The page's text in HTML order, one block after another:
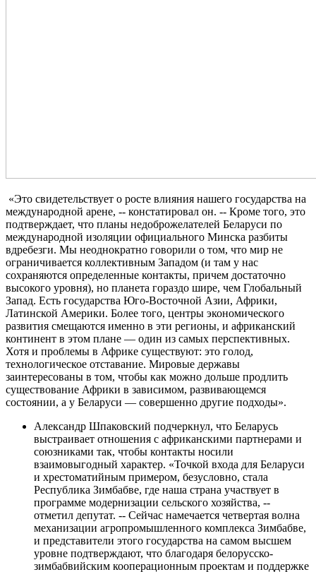
«Это свидетельствует о росте влияния нашего государства на
международной арене, -- констатировал он. -- Кроме того, это
подтверждает, что планы недоброжелателей Беларуси по
международной изоляции официального Минска разбиты
вдребезги. Мы неоднократно говорили о том, что мир не
ограничивается коллективным Западом (и там у нас
сохраняются определенные контакты, причем достаточно
высокого уровня), но планета гораздо шире, чем Глобальный
Запад. Есть государства Юго-Восточной Азии, Африки,
Латинской Америки. Более того, центры экономического
развития смещаются именно в эти регионы, и африканский
континент в этом плане — один из самых перспективных.
Хотя и проблемы в Африке существуют: это голод,
технологическое отставание. Мировые державы
заинтересованы в том, чтобы как можно дольше продлить
существование Африки в зависимом, развивающемся
состоянии, а у Беларуси — совершенно другие подходы».
Александр Шпаковский подчеркнул, что Беларусь
выстраивает отношения с африканскими партнерами и
союзниками так, чтобы контакты носили
взаимовыгодный характер. «Точкой входа для Беларуси
и хрестоматийным примером, безусловно, стала
Республика Зимбабве, где наша страна участвует в
программе модернизации сельского хозяйства, --
отметил депутат. -- Сейчас намечается четвертая волна
механизации агропромышленного комплекса Зимбабве,
и представители этого государства на самом высшем
уровне подтверждают, что благодаря белорусско-
зимбабвийским кооперационным проектам и поддержке